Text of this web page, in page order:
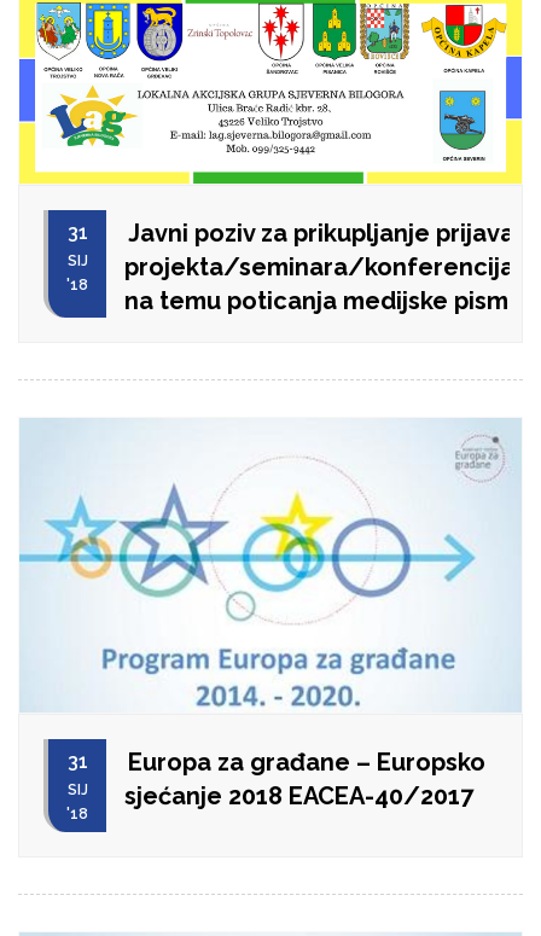
31
SIJ
'18
Javni poziv za prikupljanje prijava
projekta/seminara/konferencija/
na temu poticanja medijske
31
SIJ
'18
Europa za građane – Europsko
sjećanje 2018 EACEA-40/2017